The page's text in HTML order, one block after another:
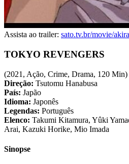
Assista ao trailer: sato.tv.br/movie/akira
TOKYO REVENGERS
(2021, Ação, Crime, Drama, 120 Min)
Direção: Tsutomu Hanabusa
País: Japão
Idioma: Japonês
Legendas: Português
Elenco: Takumi Kitamura, Yûki
Arai, Kazuki Horike, Mio Imada
Sinopse